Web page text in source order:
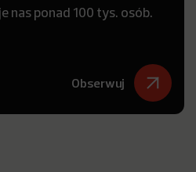
nas ponad 100 tys. osób.
Obserwuj